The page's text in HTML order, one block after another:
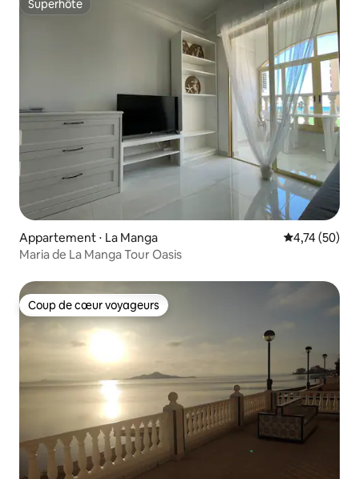
Superhôte
Superhôte
Appartement ⋅ La Manga Évaluation
4,74 (50)
Maria de La Manga Tour Oasis
Coup de cœur voyageurs
Coup de cœur voyageurs